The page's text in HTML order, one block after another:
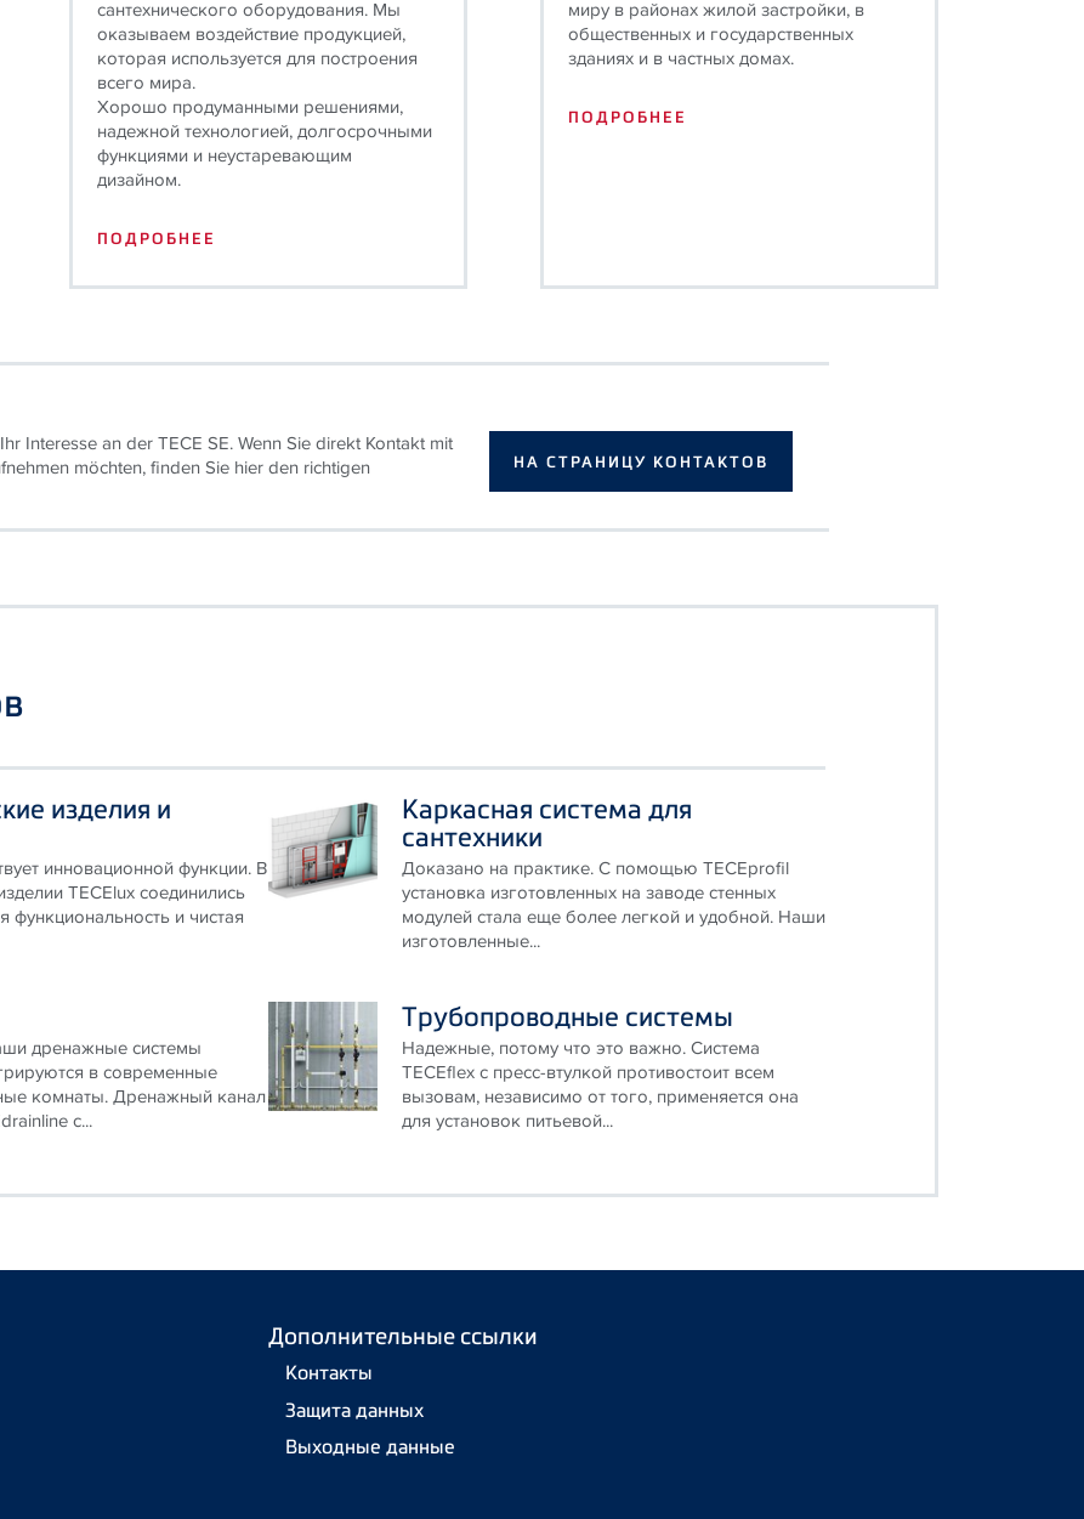
сантехнического оборудования. Мы
оказываем воздействие продукцией,
которая используется для построения
всего мира.
Хорошо продуманными решениями,
надежной технологией, долгосрочными
функциями и неустаревающим
дизайном.
ПОДРОБНЕЕ
миру в районах жилой застройки, в
общественных и государственных
зданиях и в частных домах.
ПОДРОБНЕЕ
Interesse an der TECE SE. Wenn Sie direkt Kontakt mit
möchten, finden Sie hier den richtigen
НА СТРАНИЦУ КОНТАКТОВ
изделия и
инновационной функции. В
TECElux соединились
функциональность и чистая
Каркасная система для
сантехники
Доказано на практике. С помощью TECEprofil
установка изготовленных на заводе стенных
модулей стала еще более легкой и удобной. Наши
изготовленные...
дренажные системы
в современные
комнаты. Дренажный канал
с...
Трубопроводные системы
Надежные, потому что это важно. Система
TECEflex с пресс-втулкой противостоит всем
вызовам, независимо от того, применяется она
для установок питьевой...
Дополнительные ссылки
Контакты
Защита данных
Выходные данные